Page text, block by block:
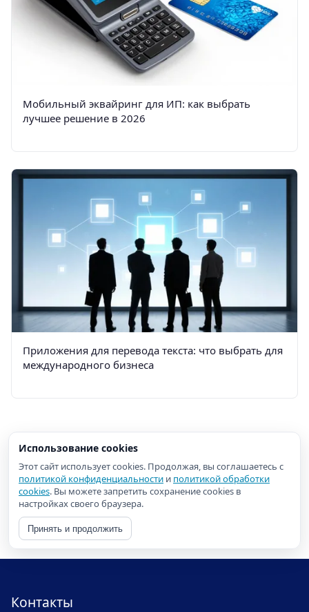
Мобильный эквайринг для ИП: как выбрать
лучшее решение в 2026
Приложения для перевода текста: что выбрать для
международного бизнеса
Использование cookies
Этот сайт использует cookies. Продолжая, вы соглашаетесь с
политикой конфиденциальности и политикой обработки
cookies. Вы можете запретить сохранение cookies в
настройках своего браузера.
Принять и продолжить
Контакты